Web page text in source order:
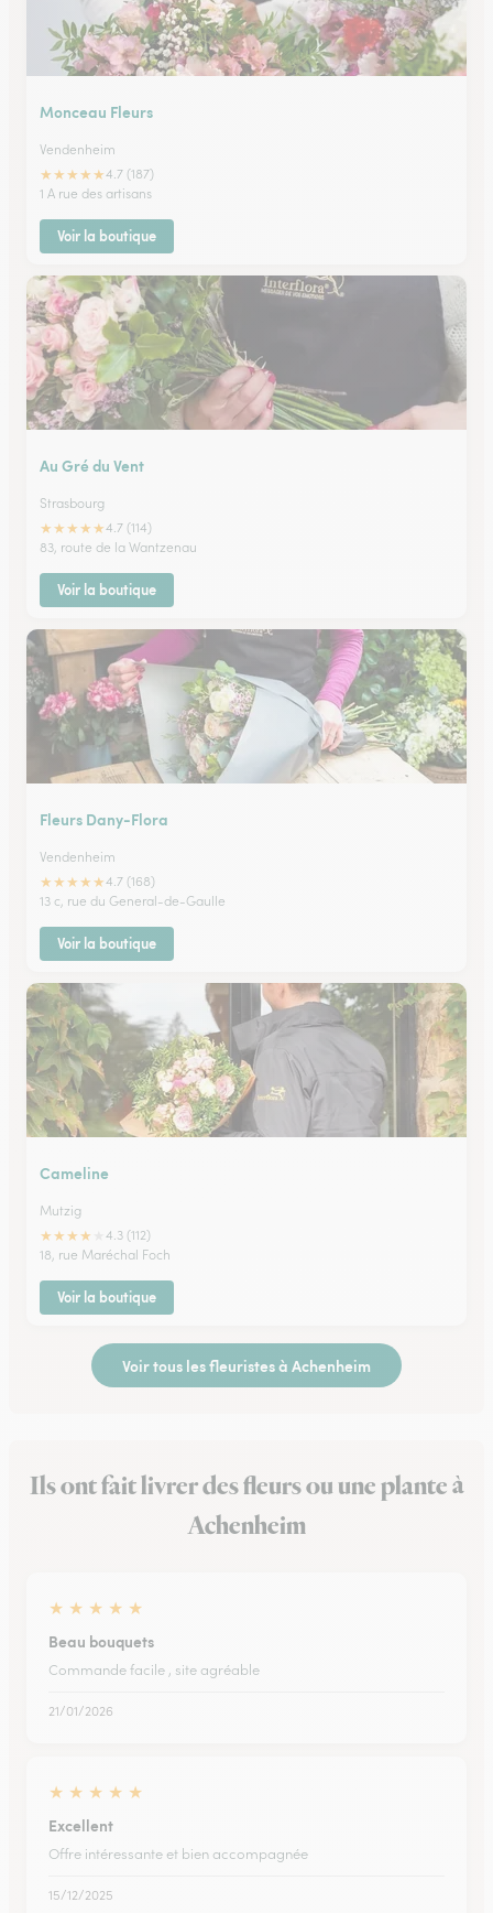
Monceau Fleurs
Vendenheim
★★★★★4.7 (187)
1 A rue des artisans
Voir la boutique
Au Gré du Vent
Strasbourg
★★★★★4.7 (114)
83, route de la Wantzenau
Voir la boutique
Fleurs Dany-Flora
Vendenheim
★★★★★4.7 (168)
13 c, rue du General-de-Gaulle
Voir la boutique
Cameline
Mutzig
★★★★
4.3 (112)
18, rue Maréchal Foch
Voir la boutique
Voir tous les fleuristes à Achenheim
Ils ont fait livrer des fleurs ou une plante à
Achenheim
★ ★ ★ ★ ★
Beau bouquets
Commande facile , site agréable
21/01/2026
★ ★ ★ ★ ★
Excellent
Offre intéressante et bien accompagnée
15/12/2025